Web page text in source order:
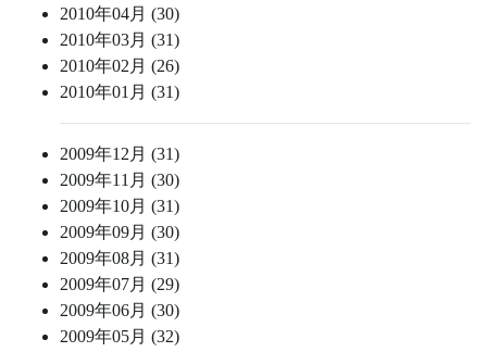
2010年04月 (30)
2010年03月 (31)
2010年02月 (26)
2010年01月 (31)
2009年12月 (31)
2009年11月 (30)
2009年10月 (31)
2009年09月 (30)
2009年08月 (31)
2009年07月 (29)
2009年06月 (30)
2009年05月 (32)